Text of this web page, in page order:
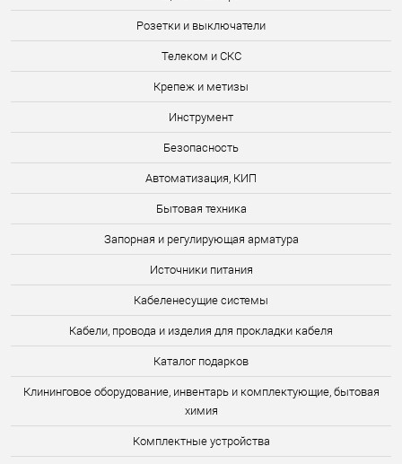
Розетки и выключатели
Телеком и СКС
Крепеж и метизы
Инструмент
Безопасность
Автоматизация, КИП
Бытовая техника
Запорная и регулирующая арматура
Источники питания
Кабеленесущие системы
Кабели, провода и изделия для прокладки кабеля
Каталог подарков
Клининговое оборудование, инвентарь и комплектующие, бытовая
химия
Комплектные устройства